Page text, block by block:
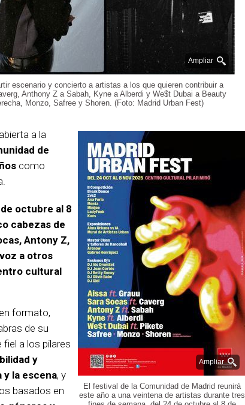
Ampliar
escenario y concierto a artistas a los que quieren contribuir a
Anthony Z a Sabah, Kyne a Alberdi y We$t Dubai a Beauty
Monzo, Safree y Shoren. (Foto: Madrid Urban Fest)
Ampliar
El festival de la Comunidad de Madrid reunirá
este año a una veintena de artistas durante tres
a la
de
como
octubre al 8
cabezas de
Antony Z,
a otros
cultural
formato,
de su
fiel a los pilares
y
la escena, y
basados en